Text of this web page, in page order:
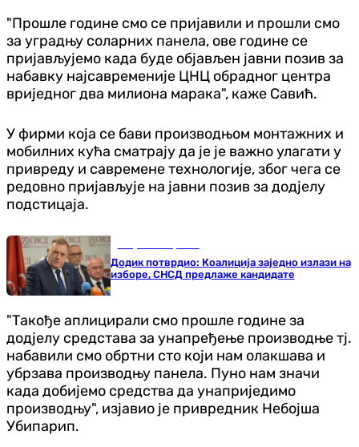
"Прошле године смо се пријавили и прошли смо
за уградњу соларних панела, ове године се
пријављујемо када буде објављен јавни позив за
набавку најсавременије ЦНЦ обрадног центра
вриједног два милиона марака", каже Савић.
У фирми која се бави производњом монтажних и
мобилних кућа сматрају да је је важно улагати у
привреду и савремене технологије, због чега се
редовно пријављује на јавни позив за додјелу
подстицаја.
Додик потврдио: Коалиција заједно излази на
изборе, СНСД предлаже кандидате
"Такође аплицирали смо прошле године за
додјелу средстава за унапређење производње тј.
набавили смо обртни сто који нам олакшава и
убрзава производњу панела. Пуно нам значи
када добијемо средства да унаприједимо
производњу", изјавио је привредник Небојша
Убипарип.